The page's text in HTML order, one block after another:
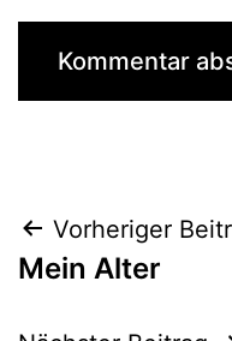
Vorheriger
Mein Alter